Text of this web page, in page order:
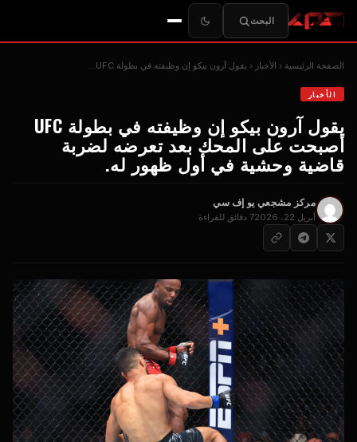
البحث
الصفحة الرئيسية الأخبار يقول آرون بيكو إن وظيفته في بطولة UFC...
الأخبار
يقول آرون بيكو إن وظيفته في بطولة UFC
أصبحت على المحك بعد تعرضه لضربة
قاضية وحشية في أول ظهور له.
مركز مشجعي يو إف سي
أبريل 22، 2026 7 دقائق للقراءة